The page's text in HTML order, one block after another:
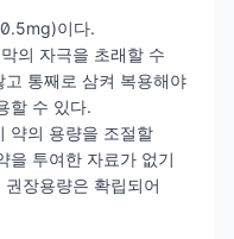
이다.
의 자극을 초래할 수
통째로 삼켜 복용해야
할 수 있다.
약의 용량을 조절할
을 투여한 자료가 없기
장용량은 확립되어